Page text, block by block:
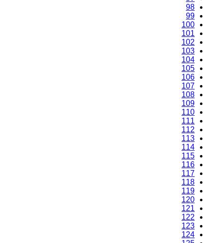
98
99
100
101
102
103
104
105
106
107
108
109
110
111
112
113
114
115
116
117
118
119
120
121
122
123
124